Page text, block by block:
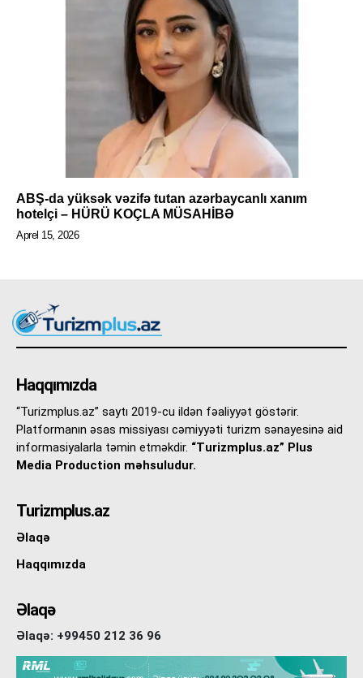
ABŞ-da yüksək vəzifə tutan azərbaycanlı xanım
hotelçi – HÜRÜ KOÇLA MÜSAHİBƏ
Aprel 15, 2026
Haqqımızda
“Turizmplus.az” saytı 2019-cu ildən fəaliyyət göstərir.
Platformanın əsas missiyası cəmiyyəti turizm sənayesinə aid
informasiyalarla təmin etməkdir. “Turizmplus.az” Plus
Media Production məhsuludur.
Turizmplus.az
Əlaqə
Haqqımızda
Əlaqə
Əlaqə: +99450 212 36 96